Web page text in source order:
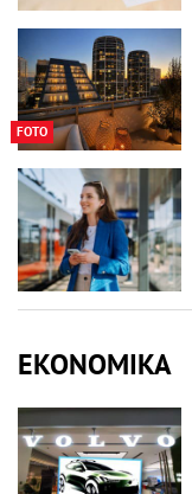
FOTO
EKONOMIKA